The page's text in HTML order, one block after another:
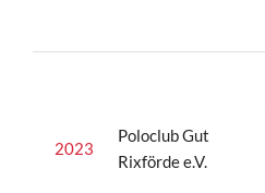
2023
Poloclub Gut
Rixförde e.V.